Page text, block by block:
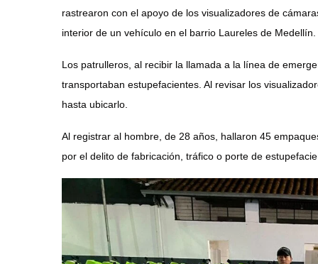
rastrearon con el apoyo de los visualizadores de
interior de un vehículo en el barrio Laureles de Medellín.
Los patrulleros, al recibir la llamada a la línea de
transportaban estupefacientes. Al revisar los
hasta ubicarlo.
Al registrar al hombre, de 28 años, hallaron 45
por el delito de fabricación, tráfico o porte de